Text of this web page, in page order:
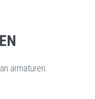
armaturen.